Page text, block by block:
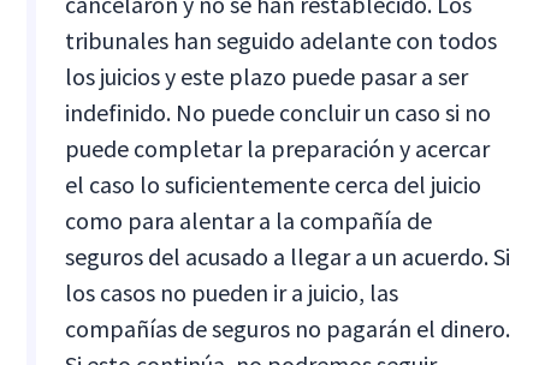
tribunales han seguido adelante con todos
los juicios y este plazo puede pasar a ser
indefinido. No puede concluir un caso si no
puede completar la preparación y acercar
el caso lo suficientemente cerca del juicio
como para alentar a la compañía de
seguros del acusado a llegar a un acuerdo. Si
los casos no pueden ir a juicio, las
compañías de seguros no pagarán el dinero.